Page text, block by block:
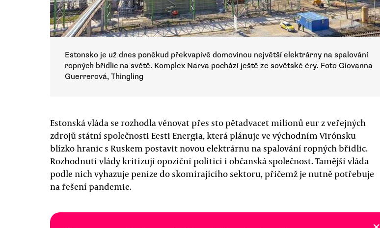
Estonsko je už dnes poněkud překvapivě domovinou největší elektrárny na spalování
ropných břidlic na světě. Komplex Narva pochází ještě ze sovětské éry. Foto Giovanna
Guerrerová, Thingling
Estonská vláda se rozhodla věnovat přes sto pětadvacet milionů eur z veřejných
zdrojů státní společnosti Eesti Energia, která plánuje ve východním Virónsku
blízko hranic s Ruskem postavit novou elektrárnu na spalování ropných břidlic.
Rozhodnutí vlády kritizují opoziční politici i občanská společnost. Tamější vláda
podle nich vyhazuje peníze do skomírajícího sektoru, přičemž je nutně potřebuje
na řešení pandemie.